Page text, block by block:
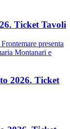
Ticket Tavoli
presenta
Montanari e
2026. Ticket